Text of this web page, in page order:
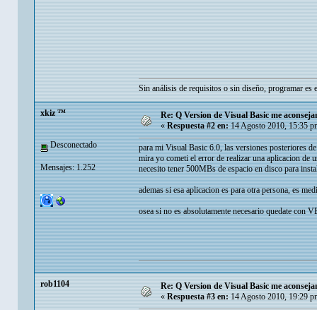
Sin análisis de requisitos o sin diseño, programar es
xkiz ™
Desconectado
Mensajes: 1.252
Re: Q Version de Visual Basic me
«Respuesta #2 en:14 Agosto 2010, 15:35
para mi Visual Basic 6.0, las versiones posteriores
mira yo cometi el error de realizar una aplicacion de
necesito tener 500MBs de espacio en disco para
ademas si esa aplicacion es para otra persona, es
osea si no es absolutamente necesario quedate con
rob1104
Re: Q Version de Visual Basic me
« Respuesta #3 en: 14 Agosto 2010, 19:29